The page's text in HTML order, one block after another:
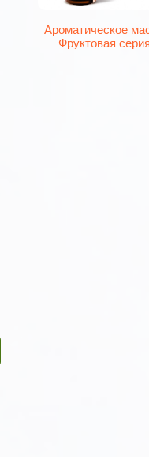
Ароматическое
Фруктовая